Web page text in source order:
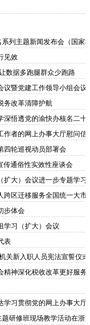
列主题新闻发布会（国家
见效
数据多跑腿群众少跑路
暨党建工作领导小组会
务改革清障护航
深悟透党的渝快办核名二
作者的网上办事大厅慰问信
四轮巡视动员部署会
传通俗性实效性座谈会
大）会议进一步专题学
区迁移服务全国统一大市
步体会
学习（扩大）会议
表
关新入职人员宪法宣誓仪式
神深化税收改革更好服
学习贯彻党的网上办事大厅
研修班现场教学活动在浙